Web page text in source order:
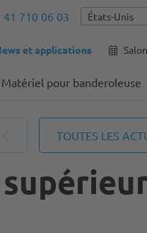
41 710 06 03
et applications
Matériel pour banderoleuse
TOUTES LES